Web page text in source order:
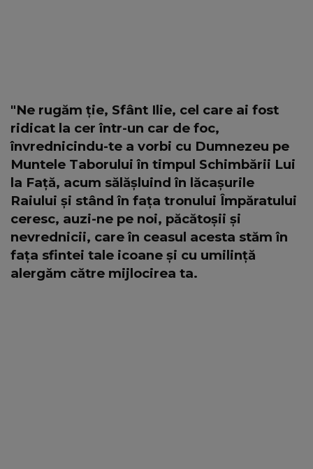
"Ne rugăm ție, Sfânt Ilie, cel care ai fost
ridicat la cer într-un car de foc,
învrednicindu-te a vorbi cu Dumnezeu pe
Muntele Taborului în timpul Schimbării Lui
la Față, acum sălășluind în lăcașurile
Raiului și stând în fața tronului Împăratului
ceresc, auzi-ne pe noi, păcătoșii și
nevrednicii, care în ceasul acesta stăm în
fața sfintei tale icoane și cu umilință
alergăm către mijlocirea ta.